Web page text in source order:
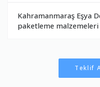
Kahramanmaraş Eşya
paketleme malzemeleri
Teklif